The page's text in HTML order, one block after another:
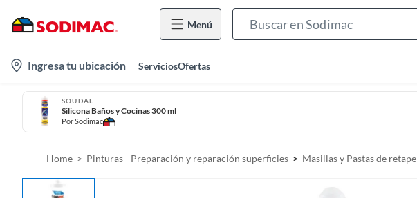
Menú
Ingresa tu ubicación ServiciosOfertas
SOUDAL
Silicona Baños y Cocinas 300 ml
PorSodimac
Home Pinturas - Preparación y reparación superficies Masillas y Pastas de retape